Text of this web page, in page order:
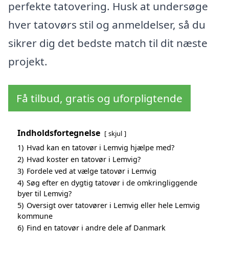
perfekte tatovering. Husk at undersøge
hver tatovørs stil og anmeldelser, så du
sikrer dig det bedste match til dit næste
projekt.
Få tilbud, gratis og uforpligtende
Indholdsfortegnelse skjul
1) Hvad kan en tatovør i Lemvig hjælpe med?
2) Hvad koster en tatovør i Lemvig?
3) Fordele ved at vælge tatovør i Lemvig
4) Søg efter en dygtig tatovør i de omkringliggende
byer til Lemvig?
5) Oversigt over tatovører i Lemvig eller hele Lemvig
kommune
6) Find en tatovør i andre dele af Danmark